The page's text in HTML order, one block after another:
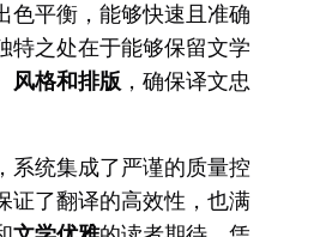
色平衡，能够快速且准确
特之处在于能够保留文学
风格和排版 ，确保译文忠
系统集成了严谨的质量控
证了翻译的高效性，也满